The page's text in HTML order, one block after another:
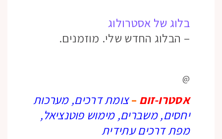
בלוג של אסטרולוג
– הבלוג החדש שלי. מוזמנים.
@
אסטרו-זום –צומת דרכים, מערכות
יחסים, משברים, מימוש פוטנציאל,
מפת דרכים עתידית